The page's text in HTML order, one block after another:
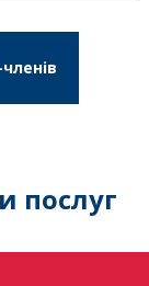
послуг